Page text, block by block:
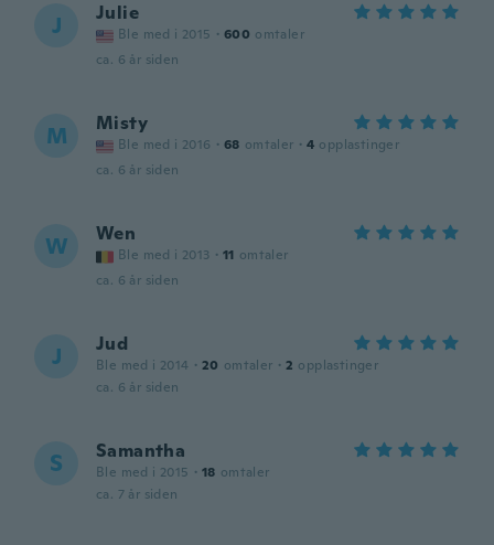
J Julie
Ble med i 2015 · 600 omtaler
ca. 6 år siden
M Misty
Ble med i 2016 · 68 omtaler · 4 opplastinger
ca. 6 år siden
W Wen
Ble med i 2013 · 11 omtaler
ca. 6 år siden
J Jud
Ble med i 2014 · 20 omtaler · 2 opplastinger
ca. 6 år siden
S Samantha
Ble med i 2015 · 18 omtaler
ca. 7 år siden